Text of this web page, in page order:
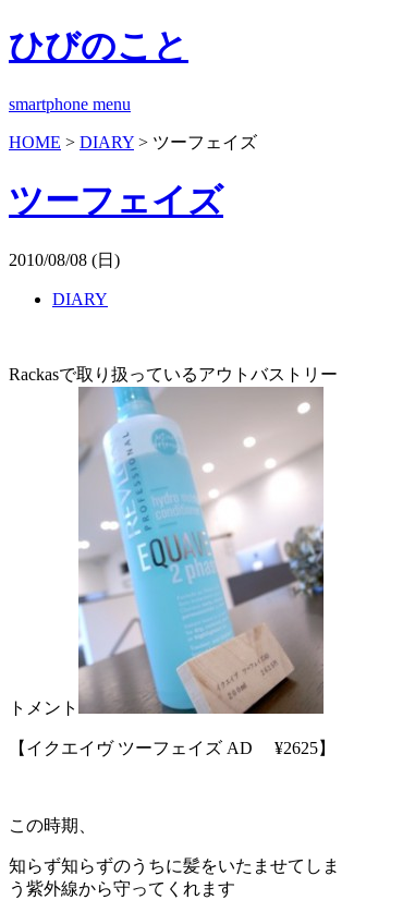
ひびのこと
smartphone menu
HOME > DIARY > ツーフェイズ
ツーフェイズ
2010/08/08 (日)
DIARY
Rackasで取り扱っているアウトバストリー
トメント
【イクエイヴ ツーフェイズ AD ¥2625】
この時期、
知らず知らずのうちに髪をいたませてしま
う紫外線から守ってくれます